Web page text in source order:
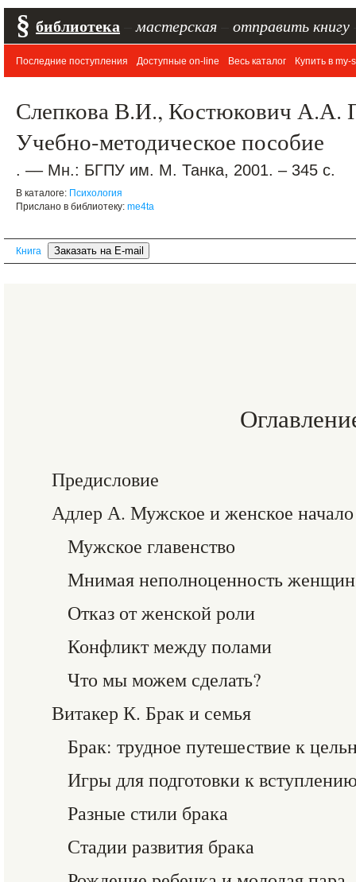
§ библиотека мастерская отправить книгу
Последние поступления Доступные on-line Весь каталог Купить в my-
Слепкова В.И., Костюкович А.А.
Учебно-методическое пособие
. –– Мн.: БГПУ им. М. Танка, 2001. – 345 с.
В каталоге: Психология
Прислано в библиотеку: me4ta
Книга
Предисловие
Адлер А. Мужское и женское начало
Мужское главенство
Мнимая неполноценность женщин
Отказ от женской роли
Конфликт между полами
Что мы можем сделать?
Витакер К. Брак и семья
Брак: трудное путешествие к
Игры для подготовки к
Разные стили брака
Стадии развития брака